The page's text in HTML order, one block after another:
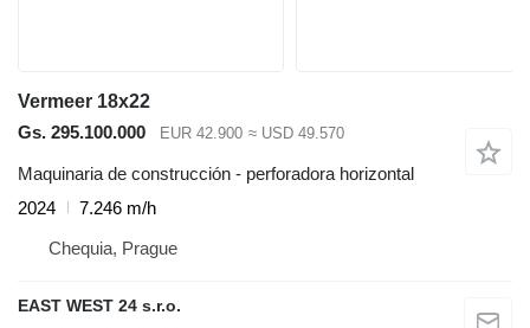
Vermeer 18x22
Gs. 295.100.000
EUR 42.900 ≈ USD 49.570
Maquinaria de construcción - perforadora horizontal
2024
7.246 m/h
Chequia, Prague
EAST WEST 24 s.r.o.